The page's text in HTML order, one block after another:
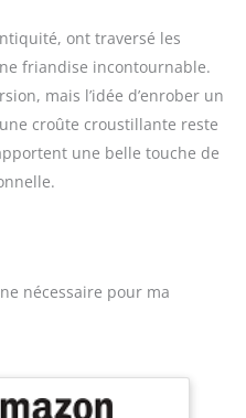
ont traversé les
friandise incontournable.
mais l’idée d’enrober un
croûte croustillante reste
une belle touche de
nécessaire pour ma